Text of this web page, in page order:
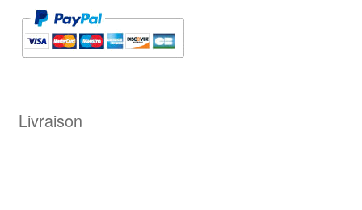
Livraison